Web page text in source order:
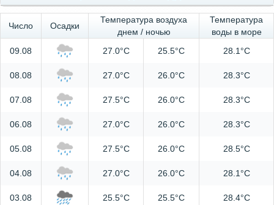
Число Осадки
Температура воздуха
днем / ночью
Температура
воды в море
09.08
27.0°C 25.5°C 28.1°C
08.08 27.0°C 26.0°C 28.3°C
07.08 27.5°C 26.0°C 28.3°C
06.08 27.0°C 26.0°C 28.3°C
05.08 27.5°C 26.0°C 28.5°C
04.08 27.0°C 26.0°C 28.1°C
03.08 25.5°C 25.5°C 28.4°C